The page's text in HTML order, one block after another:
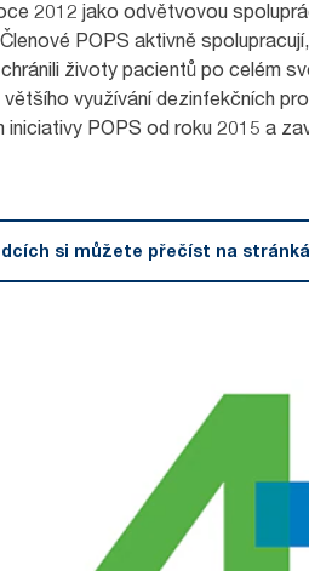
2012 jako odvětvovou
POPS aktivně
životy pacientů po celém
využívání dezinfekčních
POPS od roku 2015 a
si můžete přečíst na